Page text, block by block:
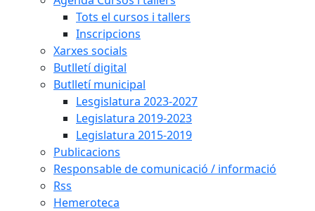
Tots el cursos i tallers
Inscripcions
Xarxes socials
Butlletí digital
Butlletí municipal
Lesgislatura 2023-2027
Legislatura 2019-2023
Legislatura 2015-2019
Publicacions
Responsable de comunicació / informació
Rss
Hemeroteca